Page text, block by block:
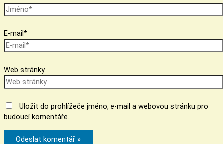
E-mail*
Web stránky
Uložit do prohlížeče jméno, e-mail a webovou stránku pro
budoucí komentáře.